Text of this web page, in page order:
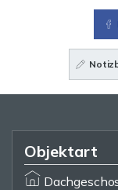
Objektart